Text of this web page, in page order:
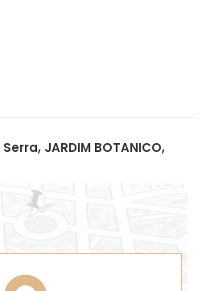
JARDIM BOTANICO,